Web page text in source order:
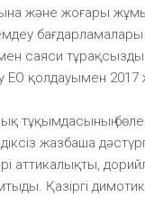
және жоғары
саяси
ЕО қолдауымен 2017
тұқымдасының
жазбаша
аттикалықты,
Қазіргі